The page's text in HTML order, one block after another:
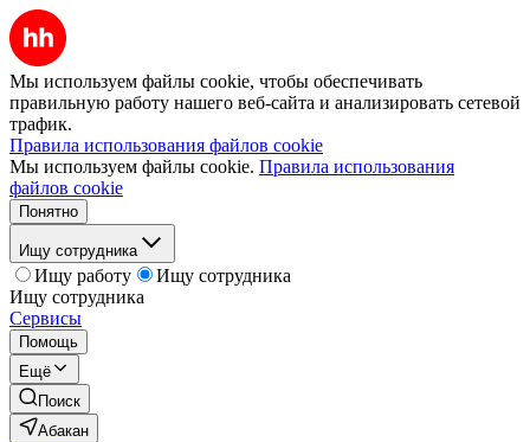
Мы используем файлы cookie, чтобы обеспечивать
правильную работу нашего веб-сайта и анализировать сетевой
трафик.
Правила использования файлов cookie
Мы используем файлы cookie. Правила использования
файлов cookie
Понятно
Ищу сотрудника
Ищу работу
Ищу сотрудника
Ищу сотрудника
Сервисы
Помощь
Ещё
Поиск
Абакан